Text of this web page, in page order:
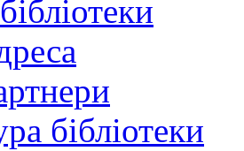
бібліотеки